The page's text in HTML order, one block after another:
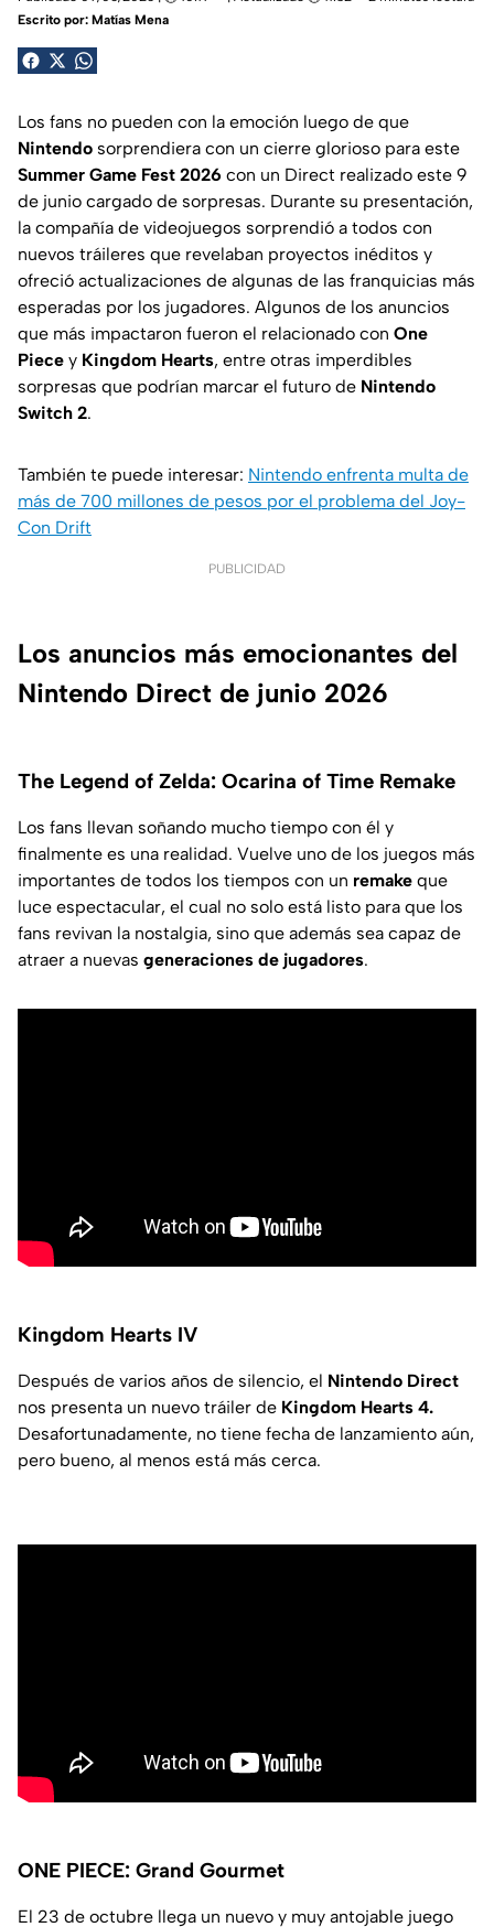
Escrito por: Matías Mena
Los fans no pueden con la emoción luego de que
Nintendo sorprendiera con un cierre glorioso para este
Summer Game Fest 2026 con un Direct realizado este 9
de junio cargado de sorpresas. Durante su presentación,
la compañía de videojuegos sorprendió a todos con
nuevos tráileres que revelaban proyectos inéditos y
ofreció actualizaciones de algunas de las franquicias más
esperadas por los jugadores. Algunos de los anuncios
que más impactaron fueron el relacionado con One
Piece y Kingdom Hearts, entre otras imperdibles
sorpresas que podrían marcar el futuro de Nintendo
Switch 2.
También te puede interesar: Nintendo enfrenta multa de
más de 700 millones de pesos por el problema del Joy-
Con Drift
PUBLICIDAD
Los anuncios más emocionantes del
Nintendo Direct de junio 2026
The Legend of Zelda: Ocarina of Time Remake
Los fans llevan soñando mucho tiempo con él y
finalmente es una realidad. Vuelve uno de los juegos más
importantes de todos los tiempos con un remake que
luce espectacular, el cual no solo está listo para que los
fans revivan la nostalgia, sino que además sea capaz de
atraer a nuevas generaciones de jugadores.
Kingdom Hearts IV
Después de varios años de silencio, el Nintendo Direct
nos presenta un nuevo tráiler de Kingdom Hearts 4.
Desafortunadamente, no tiene fecha de lanzamiento aún,
pero bueno, al menos está más cerca.
ONE PIECE: Grand Gourmet
El 23 de octubre llega un nuevo y muy antojable juego